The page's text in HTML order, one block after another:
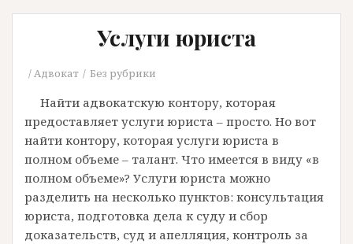
Услуги юриста
Адвокат Без рубрики
Найти адвокатскую контору, которая
предоставляет услуги юриста – просто. Но вот
найти контору, которая услуги юриста в
полном объеме – талант. Что имеется в виду «в
полном объеме»? Услуги юриста можно
разделить на несколько пунктов: консультация
юриста, подготовка дела к суду и сбор
доказательств, суд и апелляция, контроль за